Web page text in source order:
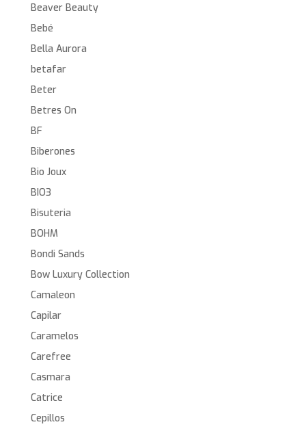
Beaver Beauty
Bebé
Bella Aurora
betafar
Beter
Betres On
BF
Biberones
Bio Joux
BIO3
Bisuteria
BOHM
Bondi Sands
Bow Luxury Collection
Camaleon
Capilar
Caramelos
Carefree
Casmara
Catrice
Cepillos